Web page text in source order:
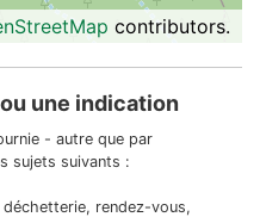
contributors.
une indication
- autre que par
sujets suivants :
rendez-vous,